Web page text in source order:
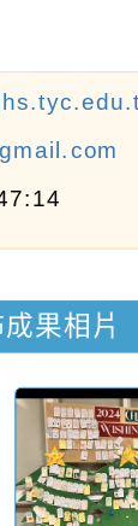
果相片